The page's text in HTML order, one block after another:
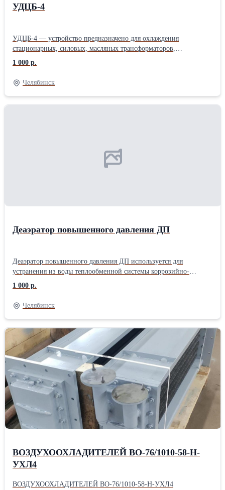
УДЦБ-4
УДЦБ-4 — устройство предназначено для охлаждения
стационарных, силовых, масляных трансформаторов,
автотрансформаторов и электрических реакторов общего
(общепромышленного) назначения (применения) с системами
охлаждения ДЦ, НДЦ в условиях эксплуатации. Узнать какая
цена и купить УДЦБ-4 обратитесь в наш отдел сбыта по
телефону на сайте или направьте запрос на электронную почту.
1 000 р.
Челябинск
Деаэратор повышенного давления ДП
Деаэратор повышенного давления ДП используется для
устранения из воды теплообменной системы коррозийно-
агрессивных газов и кислорода. Готовы изготовить под заказ
деаэраторы повышенного давления ДП по чертежам и эскизам, в
соответствии с требованиями заказчика. Собственное
производство. Стоимость по запросу.
1 000 р.
Челябинск
ВОЗДУХООХЛАДИТЕЛЕЙ ВО-76/1010-58-Н-
УХЛ4
ВОЗДУХООХЛАДИТЕЛЕЙ ВО-76/1010-58-Н-УХЛ4